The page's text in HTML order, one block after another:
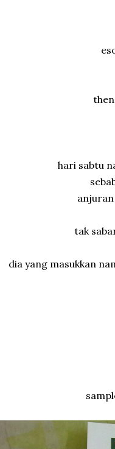
hari sabtu
tak
dia yang masukkan